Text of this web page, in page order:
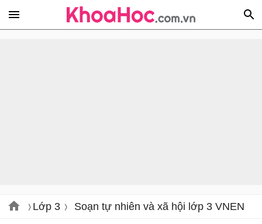
Lớp 3 Soạn tự nhiên và xã hội lớp 3 VNEN